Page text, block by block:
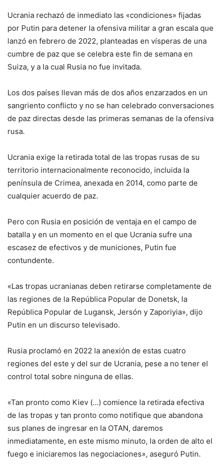
Ucrania rechazó de inmediato las «condiciones» fijadas
por Putin para detener la ofensiva militar a gran escala que
lanzó en febrero de 2022, planteadas en vísperas de una
cumbre de paz que se celebra este fin de semana en
Suiza, y a la cual Rusia no fue invitada.
Los dos países llevan más de dos años enzarzados en un
sangriento conflicto y no se han celebrado conversaciones
de paz directas desde las primeras semanas de la ofensiva
rusa.
Ucrania exige la retirada total de las tropas rusas de su
territorio internacionalmente reconocido, incluida la
península de Crimea, anexada en 2014, como parte de
cualquier acuerdo de paz.
Pero con Rusia en posición de ventaja en el campo de
batalla y en un momento en el que Ucrania sufre una
escasez de efectivos y de municiones, Putin fue
contundente.
«Las tropas ucranianas deben retirarse completamente de
las regiones de la República Popular de Donetsk, la
República Popular de Lugansk, Jersón y Zaporiyia», dijo
Putin en un discurso televisado.
Rusia proclamó en 2022 la anexión de estas cuatro
regiones del este y del sur de Ucrania, pese a no tener el
control total sobre ninguna de ellas.
«Tan pronto como Kiev (…) comience la retirada efectiva
de las tropas y tan pronto como notifique que abandona
sus planes de ingresar en la OTAN, daremos
inmediatamente, en este mismo minuto, la orden de alto el
fuego e iniciaremos las negociaciones», aseguró Putin.